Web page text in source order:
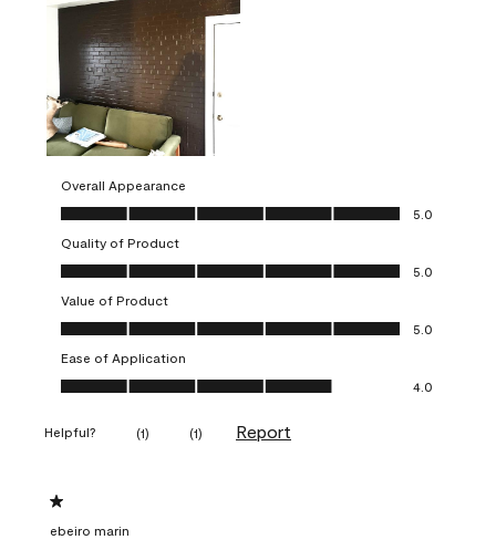
Overall Appearance
Overall Appearance, 5.0 out of 5
5.0
Quality of Product
Quality of Product, 5.0 out of 5
5.0
Value of Product
Value of Product, 5.0 out of 5
5.0
Ease of Application
Ease of Application, 4.0 out of 5
4.0
Helpful? (1) (1) Report
1 out of 5 stars.
ebeiro marin